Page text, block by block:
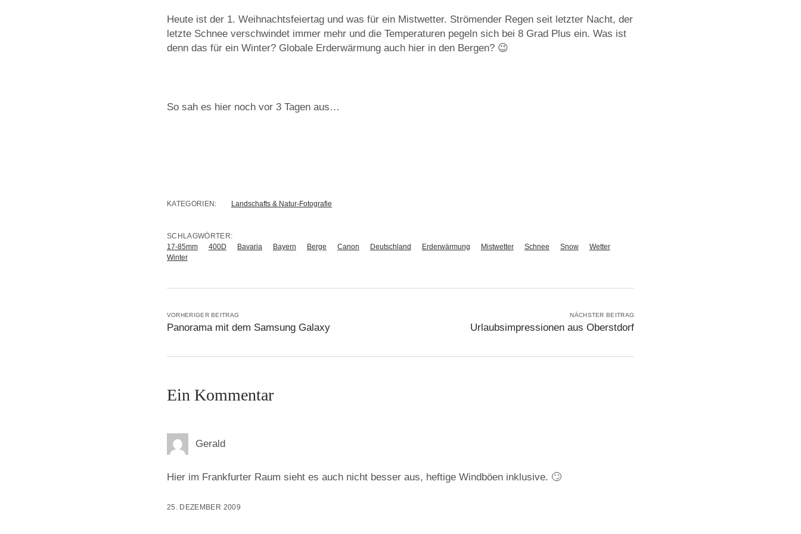
Heute ist der 1. Weihnachtsfeiertag und was für ein Mistwetter. Strömender Regen seit letzter Nacht, der
letzte Schnee verschwindet immer mehr und die Temperaturen pegeln sich bei 8 Grad Plus ein. Was ist
denn das für ein Winter? Globale Erderwärmung auch hier in den Bergen? 😉
So sah es hier noch vor 3 Tagen aus…
KATEGORIEN: Landschafts & Natur-Fotografie
SCHLAGWÖRTER:
17-85mm
400D Bavaria Bayern Berge Canon Deutschland Erderwärmung Mistwetter Schnee Snow
Wetter
Winter
VORHERIGER BEITRAG
Panorama mit dem Samsung Galaxy
NÄCHSTER BEITRAG
Urlaubsimpressionen aus Oberstdorf
Ein Kommentar
Gerald
Hier im Frankfurter Raum sieht es auch nicht besser aus, heftige Windböen inklusive. 🙄
25. DEZEMBER 2009